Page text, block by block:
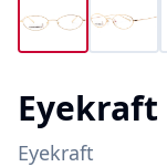
Eyekraft
Eyekraft